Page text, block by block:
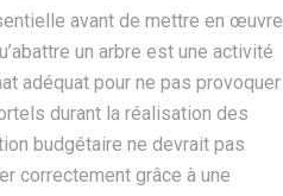
avant de mettre en œuvre
un arbre est une activité
adéquat pour ne pas provoquer
durant la réalisation des
budgétaire ne devrait pas
correctement grâce à une